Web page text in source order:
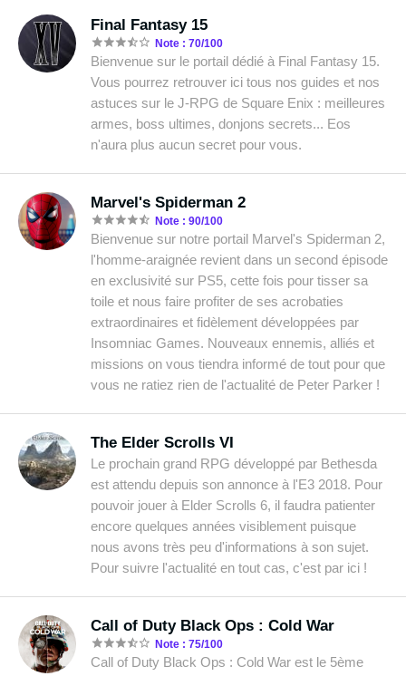
Final Fantasy 15
Note : 70/100
Bienvenue sur le portail dédié à Final Fantasy 15.
Vous pourrez retrouver ici tous nos guides et nos
astuces sur le J-RPG de Square Enix : meilleures
armes, boss ultimes, donjons secrets... Eos
n'aura plus aucun secret pour vous.
Marvel's Spiderman 2
Note : 90/100
Bienvenue sur notre portail Marvel's Spiderman 2,
l'homme-araignée revient dans un second épisode
en exclusivité sur PS5, cette fois pour tisser sa
toile et nous faire profiter de ses acrobaties
extraordinaires et fidèlement développées par
Insomniac Games. Nouveaux ennemis, alliés et
missions on vous tiendra informé de tout pour que
vous ne ratiez rien de l'actualité de Peter Parker !
The Elder Scrolls VI
Le prochain grand RPG développé par Bethesda
est attendu depuis son annonce à l'E3 2018. Pour
pouvoir jouer à Elder Scrolls 6, il faudra patienter
encore quelques années visiblement puisque
nous avons très peu d'informations à son sujet.
Pour suivre l'actualité en tout cas, c'est par ici !
Call of Duty Black Ops : Cold War
Note : 75/100
Call of Duty Black Ops : Cold War est le 5ème